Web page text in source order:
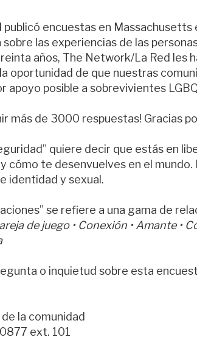
encuestas en
las experiencias de las
años, The Network/La Red les
oportunidad de que nuestras
apoyo posible a sobrevivientes
más de 3000 respuestas! Gracias
quiere decir que estás en
cómo te desenvuelves en el
identidad y sexual.
se refiere a una gama de
de juego • Conexión • Amante •
o inquietud sobre esta
la comunidad
ext. 101